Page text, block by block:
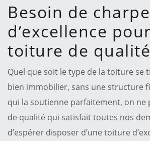
Besoin de
d’excellence
toiture de qualité
Quel que soit le type de la toiture se
bien immobilier, sans une structure
qui la soutienne parfaitement, on
de qualité qui satisfait toutes nos
d’espérer disposer d’une toiture